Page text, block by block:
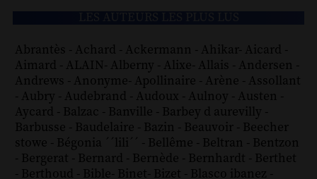
Abrantès - Achard - Ackermann - Ahikar- Aicard -
Aimard - ALAIN- Alberny - Alixe- Allais - Andersen -
Andrews - Anonyme- Apollinaire - Arène - Assollant
- Aubry - Audebrand - Audoux - Aulnoy - Austen -
Aycard - Balzac - Banville - Barbey d aurevilly -
Barbusse - Baudelaire - Bazin - Beauvoir - Beecher
stowe - Bégonia ´´lili´´ - Bellême - Beltran - Bentzon
- Bergerat - Bernard - Bernède - Bernhardt - Berthet
- Berthoud - Bible- Binet- Bizet - Blasco ibanez -